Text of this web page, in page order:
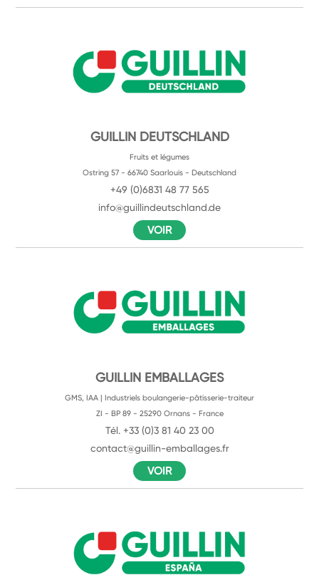
GUILLIN DEUTSCHLAND
Fruits et légumes
Ostring 57 - 66740 Saarlouis - Deutschland
+49 (0)6831 48 77 565
info@guillindeutschland.de
VOIR
GUILLIN EMBALLAGES
GMS, IAA | Industriels boulangerie-pâtisserie-traiteur
ZI - BP 89 - 25290 Ornans - France
Tél. +33 (0)3 81 40 23 00
contact@guillin-emballages.fr
VOIR